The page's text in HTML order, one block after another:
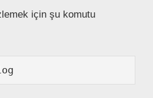
için şu komutu